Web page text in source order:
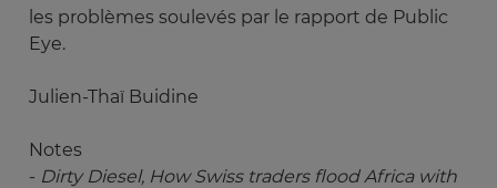
les problèmes soulevés par le rapport de Public
Eye.
Julien-Thaï Buidine
Notes
- Dirty Diesel, How Swiss traders flood Africa with